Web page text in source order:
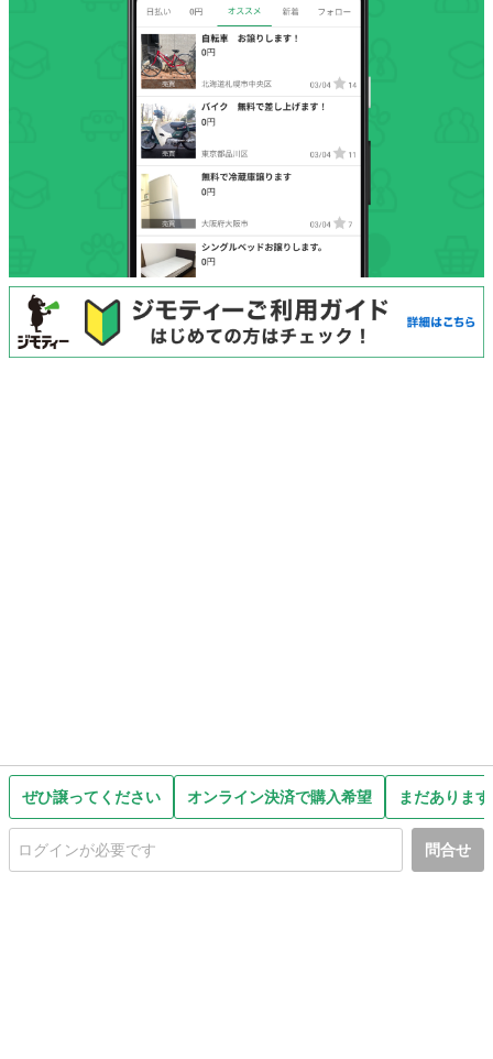
ぜひ譲ってください オンライン決済で購入希望 まだありま
問合せ